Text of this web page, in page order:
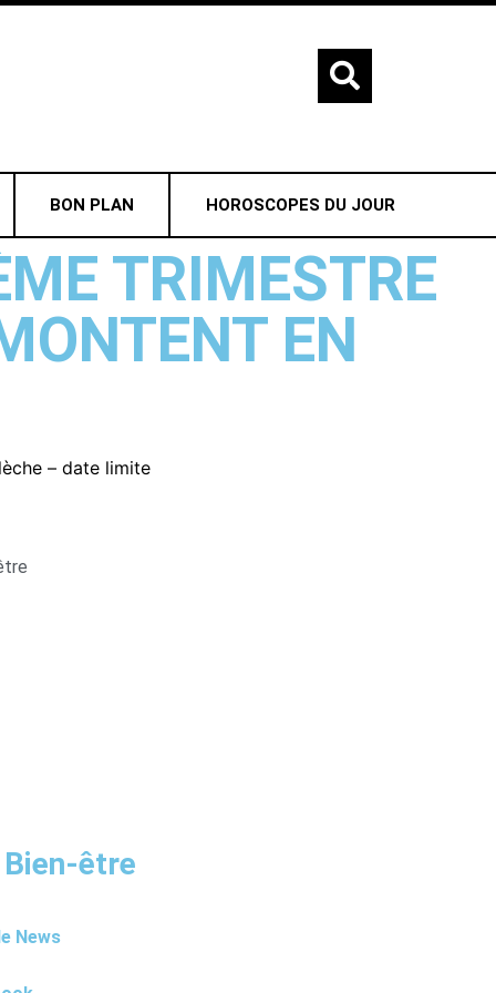
BON PLAN HOROSCOPES DU JOUR
TRIMESTRE
EN
– date limite
Bien-être
News